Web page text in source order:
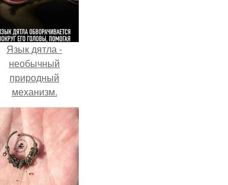
Язык дятла -
необычный
природный
механизм.